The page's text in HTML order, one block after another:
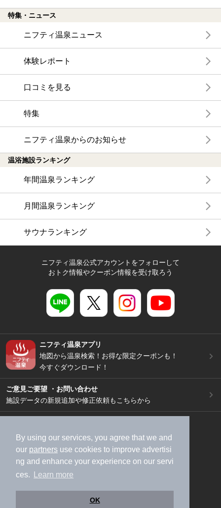
By using our services, you agree that we and
our partners use cookies to improve advertisi
ng and enhance your experience on our servi
ces.
Learn more
OK
特集・ニュース
ニフティ温泉ニュース
体験レポート
口コミを見る
特集
ニフティ温泉からのお知らせ
温浴施設ランキング
年間温泉ランキング
月間温泉ランキング
サウナランキング
ニフティ温泉公式アカウントをフォローして
おトク情報やクーポン情報を受け取ろう
ニフティ温泉アプリ
地図から温泉検索！お得な限定クーポンも！
今すぐダウンロード！
ご意見ご要望 ・お問い合わせ
施設データの新規追加や修正依頼もこちらから
加盟店募集（資料請求）
広告出稿のご案内
利用規約
ライフスタイルMEMBERS+規約
特定商取引法に基づく表記
ヘルプ
採用情報
運営会社